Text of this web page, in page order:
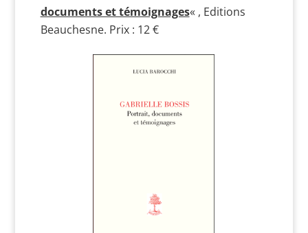
documents et témoignages« , Editions
Beauchesne. Prix : 12 €